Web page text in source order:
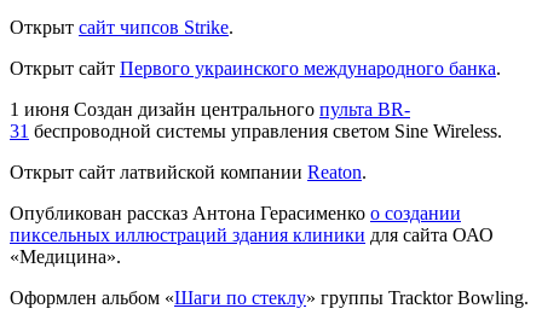
Открыт сайт чипсов Strike.
Открыт сайт Первого украинского международного банка.
1 июня Создан дизайн центрального пульта BR-
31 беспроводной системы управления светом Sine Wireless.
Открыт сайт латвийской компании Reaton.
Опубликован рассказ Антона Герасименко о создании
пиксельных иллюстраций здания клиники для сайта ОАО
«Медицина».
Оформлен альбом «Шаги по стеклу» группы Tracktor Bowling.